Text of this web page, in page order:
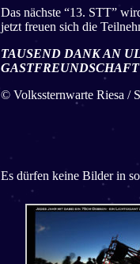
Das nächste “13. STT”
jetzt freuen sich die
TAUSEND DANK AN
© Volkssternwarte Riesa /
Es dürfen keine Bilder in